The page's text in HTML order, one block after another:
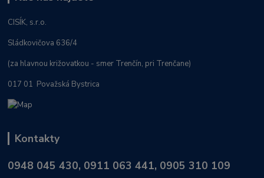
CISÍK, s.r.o.
Sládkovičova 636/4
(za hlavnou križovatkou - smer Trenčín, pri Trenčane)
017 01 Považská Bystrica
Kontakty
0948 045 430, 0911 063 441, 0905 310 109